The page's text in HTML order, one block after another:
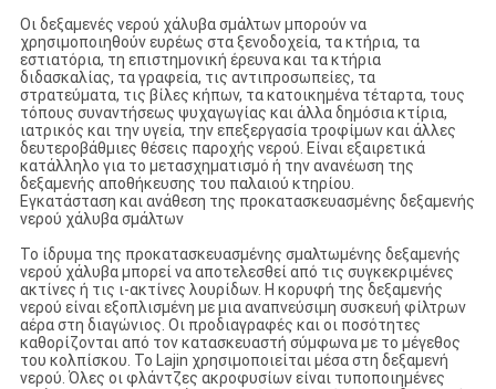
Οι δεξαμενές νερού χάλυβα σμάλτων μπορούν να
χρησιμοποιηθούν ευρέως στα ξενοδοχεία, τα κτήρια, τα
εστιατόρια, τη επιστημονική έρευνα και τα κτήρια
διδασκαλίας, τα γραφεία, τις αντιπροσωπείες, τα
στρατεύματα, τις βίλες κήπων, τα κατοικημένα τέταρτα, τους
τόπους συναντήσεως ψυχαγωγίας και άλλα δημόσια κτίρια,
ιατρικός και την υγεία, την επεξεργασία τροφίμων και άλλες
δευτεροβάθμιες θέσεις παροχής νερού. Είναι εξαιρετικά
κατάλληλο για το μετασχηματισμό ή την ανανέωση της
δεξαμενής αποθήκευσης του παλαιού κτηρίου.
Εγκατάσταση και ανάθεση της προκατασκευασμένης δεξαμενής
νερού χάλυβα σμάλτων
Το ίδρυμα της προκατασκευασμένης σμαλτωμένης δεξαμενής
νερού χάλυβα μπορεί να αποτελεσθεί από τις συγκεκριμένες
ακτίνες ή τις ι-ακτίνες λουρίδων. Η κορυφή της δεξαμενής
νερού είναι εξοπλισμένη με μια αναπνεύσιμη συσκευή φίλτρων
αέρα στη διαγώνιος. Οι προδιαγραφές και οι ποσότητες
καθορίζονται από τον κατασκευαστή σύμφωνα με το μέγεθος
του κολπίσκου. Το Lajin χρησιμοποιείται μέσα στη δεξαμενή
νερού. Όλες οι φλάντζες ακροφυσίων είναι τυποποιημένες